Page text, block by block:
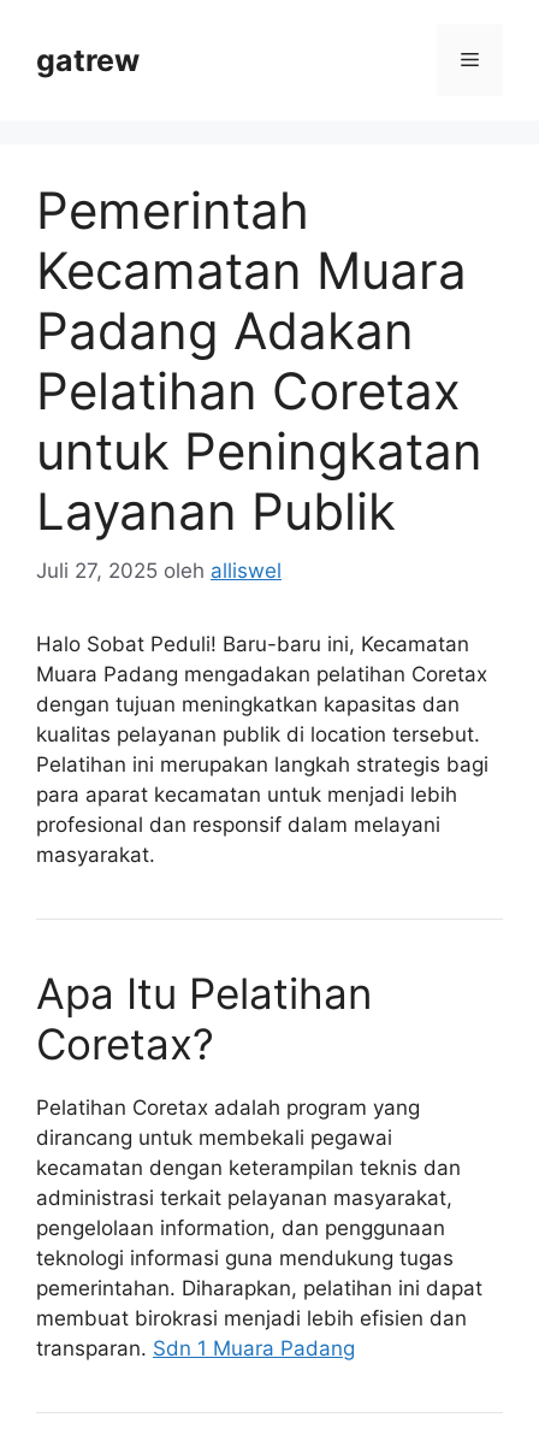
gatrew Menu
Pemerintah
Kecamatan Muara
Padang Adakan
Pelatihan Coretax
untuk Peningkatan
Layanan Publik
Juli 27, 2025 oleh alliswel
Halo Sobat Peduli! Baru-baru ini, Kecamatan
Muara Padang mengadakan pelatihan Coretax
dengan tujuan meningkatkan kapasitas dan
kualitas pelayanan publik di location tersebut.
Pelatihan ini merupakan langkah strategis bagi
para aparat kecamatan untuk menjadi lebih
profesional dan responsif dalam melayani
masyarakat.
Apa Itu Pelatihan
Coretax?
Pelatihan Coretax adalah program yang
dirancang untuk membekali pegawai
kecamatan dengan keterampilan teknis dan
administrasi terkait pelayanan masyarakat,
pengelolaan information, dan penggunaan
teknologi informasi guna mendukung tugas
pemerintahan. Diharapkan, pelatihan ini dapat
membuat birokrasi menjadi lebih efisien dan
transparan. Sdn 1 Muara Padang